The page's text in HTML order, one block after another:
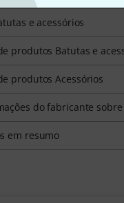
e acessórios
produtos Batutas e
produtos Acessórios
do fabricante sobre
em resumo